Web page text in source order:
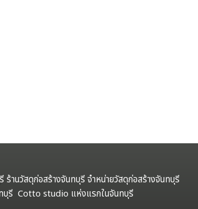
ร้านวัสดุก่อสร้างจันทบุรี จำหน่ายวัสดุก่อสร้างจันทบุรี
รี Cotto studio แห่งแรกในจันทบุรี